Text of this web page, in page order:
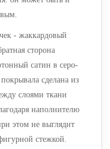
- жаккардовый
сторона
сатин в серо-
сделана из
слоями ткани
наполнителю
этом не выглядит
стежкой.